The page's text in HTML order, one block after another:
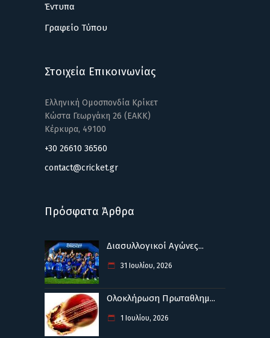
Έντυπα
Γραφείο Τύπου
Στοιχεία Επικοινωνίας
Ελληνική Ομοσπονδία Κρίκετ
Κώστα Γεωργάκη 26 (ΕΑΚΚ)
Κέρκυρα, 49100
+30 26610 36560
contact@cricket.gr
Πρόσφατα Άρθρα
Διασυλλογικοί Αγώνες...
31 Ιουλίου, 2026
Ολοκλήρωση Πρωταθλημ...
1 Ιουλίου, 2026